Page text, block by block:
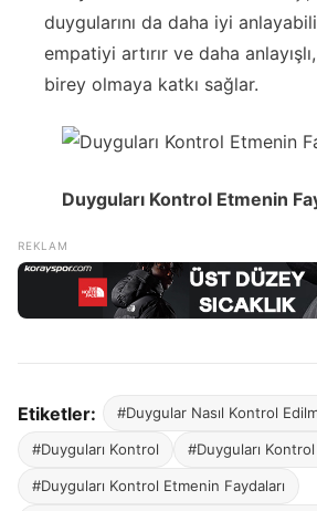
duygularını da daha iyi
empatiyi artırır ve daha
birey olmaya katkı sağlar.
Duyguları Kontrol Etmenin
Etiketler: #Duygular Nasıl Kontrol
#Duyguları Kontrol #Duyguları
#Duyguları Kontrol Etmenin Faydaları